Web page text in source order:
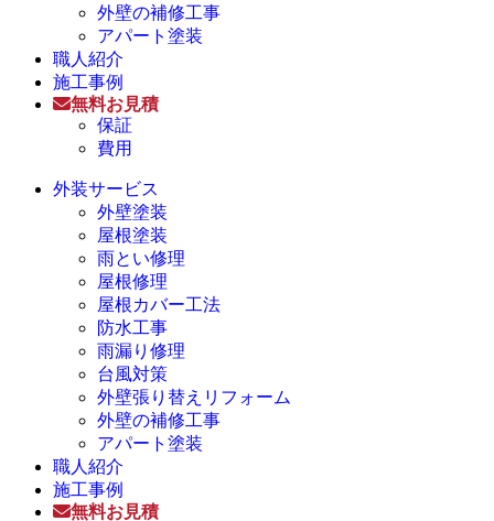
外壁の補修工事
アパート塗装
職人紹介
施工事例
無料お見積
保証
費用
外装サービス
外壁塗装
屋根塗装
雨とい修理
屋根修理
屋根カバー工法
防水工事
雨漏り修理
台風対策
外壁張り替えリフォーム
外壁の補修工事
アパート塗装
職人紹介
施工事例
無料お見積